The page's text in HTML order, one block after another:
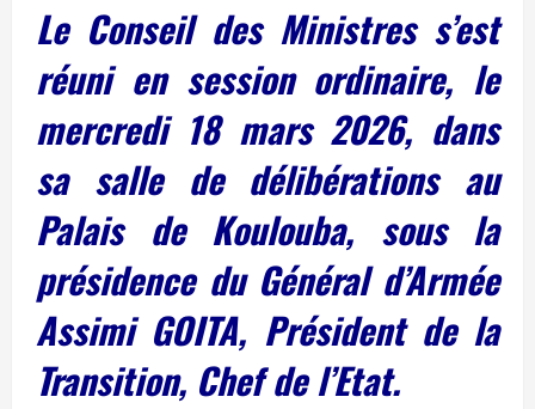
Le Conseil des Ministres s’est
réuni en session ordinaire, le
mercredi 18 mars 2026, dans
sa salle de délibérations au
Palais de Koulouba, sous la
présidence du Général d’Armée
Assimi GOITA, Président de la
Transition, Chef de l’Etat.